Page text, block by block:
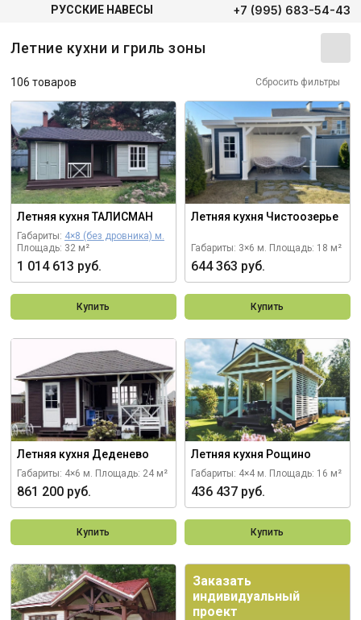
РУССКИЕ НАВЕСЫ +7 (995) 683-54-43
Летние кухни и гриль зоны
106 товаров Сбросить фильтры
Летняя кухня ТАЛИСМАН
Габариты: 4×8 (без дровника) м.
Площадь: 32 м²
1 014 613 руб.
Купить
Летняя кухня Чистоозерье
Габариты: 3×6 м. Площадь: 18 м²
644 363 руб.
Купить
Летняя кухня Деденево
Габариты: 4×6 м. Площадь: 24 м²
861 200 руб.
Купить
Летняя кухня Рощино
Габариты: 4×4 м. Площадь: 16 м²
436 437 руб.
Купить
Заказать
индивидуальный
проект